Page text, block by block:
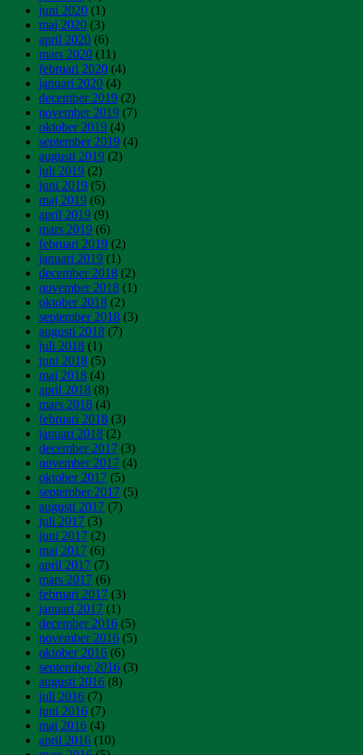
juni 2020 (1)
maj 2020 (3)
april 2020 (6)
mars 2020 (11)
februari 2020 (4)
januari 2020 (4)
december 2019 (2)
november 2019 (7)
oktober 2019 (4)
september 2019 (4)
augusti 2019 (2)
juli 2019 (2)
juni 2019 (5)
maj 2019 (6)
april 2019 (9)
mars 2019 (6)
februari 2019 (2)
januari 2019 (1)
december 2018 (2)
november 2018 (1)
oktober 2018 (2)
september 2018 (3)
augusti 2018 (7)
juli 2018 (1)
juni 2018 (5)
maj 2018 (4)
april 2018 (8)
mars 2018 (4)
februari 2018 (3)
januari 2018 (2)
december 2017 (3)
november 2017 (4)
oktober 2017 (5)
september 2017 (5)
augusti 2017 (7)
juli 2017 (3)
juni 2017 (2)
maj 2017 (6)
april 2017 (7)
mars 2017 (6)
februari 2017 (3)
januari 2017 (1)
december 2016 (5)
november 2016 (5)
oktober 2016 (6)
september 2016 (3)
augusti 2016 (8)
juli 2016 (7)
juni 2016 (7)
maj 2016 (4)
april 2016 (10)